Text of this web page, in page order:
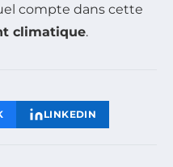
compte dans cette
climatique.
LINKEDIN